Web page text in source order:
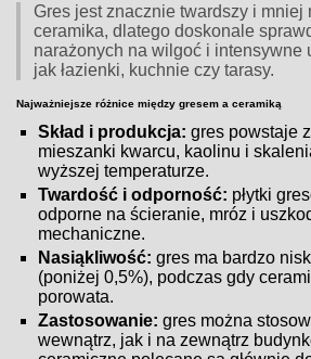
Gres jest znacznie twardszy i mniej
ceramika, dlatego doskonale
narażonych na wilgoć i intensywne
jak łazienki, kuchnie czy tarasy.
Najważniejsze różnice między gresem a ceramiką
Skład i produkcja: gres powstaje
mieszanki kwarcu, kaolinu i
wyższej temperaturze.
Twardość i odporność: płytki
odporne na ścieranie, mróz i
mechaniczne.
Nasiąkliwość: gres ma bardzo
(poniżej 0,5%), podczas gdy
porowata.
Zastosowanie: gres można
wewnątrz, jak i na zewnątrz